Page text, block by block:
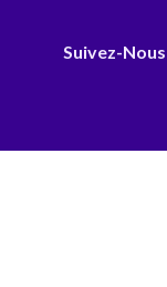
Suivez-Nous